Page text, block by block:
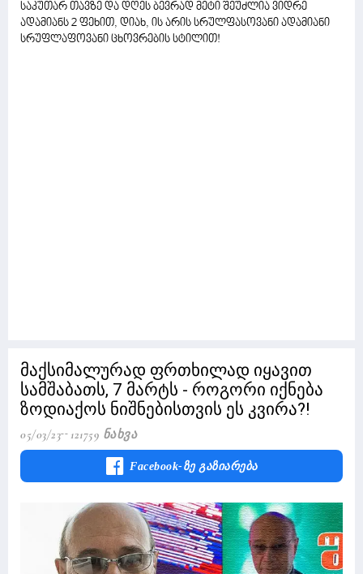
საკუთარ თავზე და დღეს ბევრად მეტი შეუძლია ვიდრე
ადამიანს 2 ფეხით, დიახ, ის არის სრულფასოვანი ადამიანი
სრუფლაფოვანი ცხოვრების სტილით!
მაქსიმალურად ფრთხილად იყავით
სამშაბათს, 7 მარტს - როგორი იქნება
ზოდიაქოს ნიშნებისთვის ეს კვირა?!
05/03/23 121759 Ნახვა
Facebook-Ზე Გაზიარება